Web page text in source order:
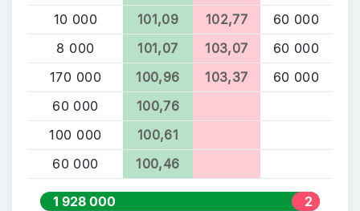
10 000 101,09 102,77
60 000
8 000
101,07 103,07
60 000
170 000
100,96 103,37
60 000
60 000
100,76
100 000
100,61
60 000
100,46
1 928 000
2